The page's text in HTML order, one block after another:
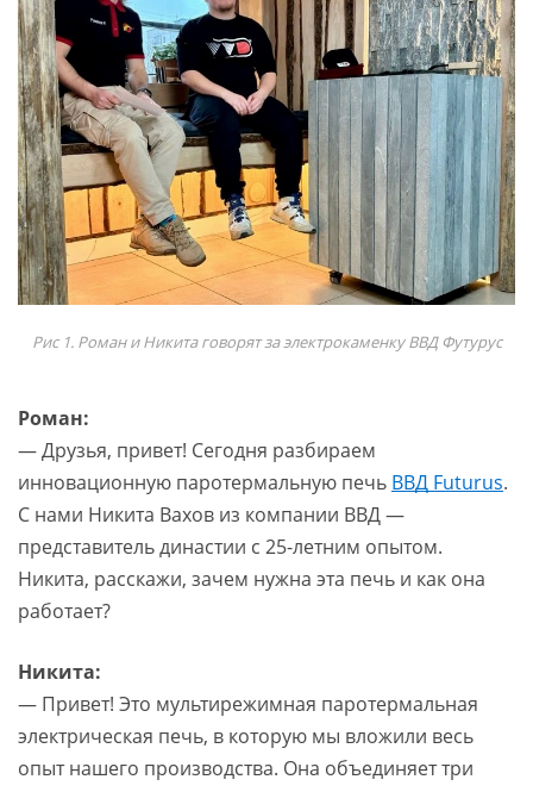
Рис 1. Роман и Никита говорят за электрокаменку ВВД Футурус
Роман:
— Друзья, привет! Сегодня разбираем
инновационную паротермальную печь ВВД Futurus.
С нами Никита Вахов из компании ВВД —
представитель династии с 25-летним опытом.
Никита, расскажи, зачем нужна эта печь и как она
работает?
Никита:
— Привет! Это мультирежимная паротермальная
электрическая печь, в которую мы вложили весь
опыт нашего производства. Она объединяет три